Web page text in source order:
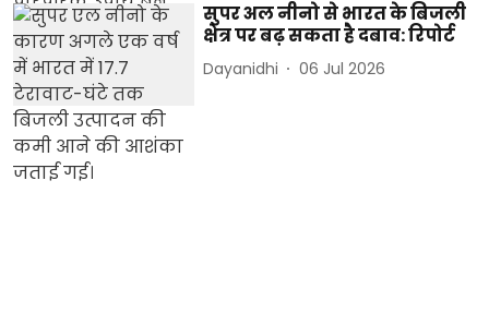
सुपर अल नीनो से भारत के बिजली
क्षेत्र पर बढ़ सकता है दबाव: रिपोर्ट
Dayanidhi 06 Jul 2026